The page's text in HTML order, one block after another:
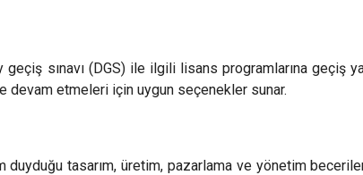
sınavı (DGS) ile ilgili lisans programlarına geçiş
devam etmeleri için uygun seçenekler sunar.
tasarım, üretim, pazarlama ve yönetim